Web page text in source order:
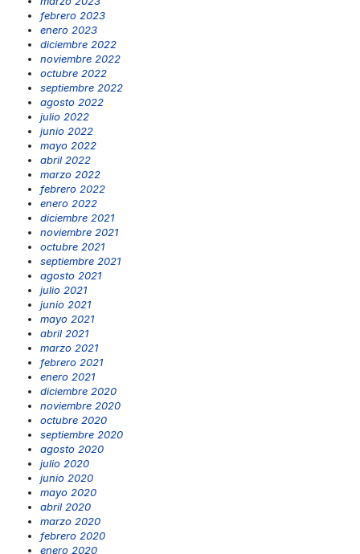
febrero 2023
enero 2023
diciembre 2022
noviembre 2022
octubre 2022
septiembre 2022
agosto 2022
julio 2022
junio 2022
mayo 2022
abril 2022
marzo 2022
febrero 2022
enero 2022
diciembre 2021
noviembre 2021
octubre 2021
septiembre 2021
agosto 2021
julio 2021
junio 2021
mayo 2021
abril 2021
marzo 2021
febrero 2021
enero 2021
diciembre 2020
noviembre 2020
octubre 2020
septiembre 2020
agosto 2020
julio 2020
junio 2020
mayo 2020
abril 2020
marzo 2020
febrero 2020
enero 2020